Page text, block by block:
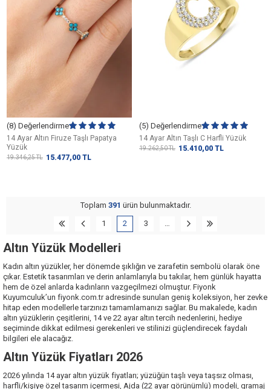
(8) Değerlendirme
14 Ayar Altın Firuze Taşlı Papatya
Yüzük
19.346,25TL 15.477,00 TL
(5) Değerlendirme
14 Ayar Altın Taşlı C Harfli Yüzük
19.262,50TL 15.410,00 TL
Toplam 391 ürün bulunmaktadır.
1 2 3 …
Altın Yüzük Modelleri
Kadın altın yüzükler, her dönemde şıklığın ve zarafetin sembolü olarak öne
çıkar. Estetik tasarımları ve derin anlamlarıyla bu takılar, hem günlük hayatta
hem de özel anlarda kadınların vazgeçilmezi olmuştur. Fiyonk
Kuyumculuk’un fiyonk.com.tr adresinde sunulan geniş koleksiyon, her zevke
hitap eden modellerle tarzınızı tamamlamanızı sağlar. Bu makalede, kadın
altın yüzüklerin çeşitlerini, 14 ve 22 ayar altın tercih nedenlerini, hediye
seçiminde dikkat edilmesi gerekenleri ve stilinizi güçlendirecek faydalı
bilgileri ele alacağız.
Altın Yüzük Fiyatları 2026
2026 yılında 14 ayar altın yüzük fiyatları; yüzüğün taşlı veya taşsız olması,
harfli/kişiye özel tasarım içermesi, Ajda (22 ayar görünümlü) modeli, gramaj